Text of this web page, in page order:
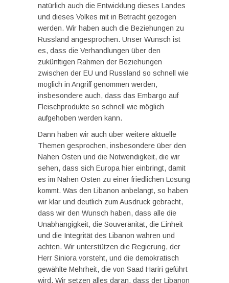
natürlich auch die Entwicklung dieses Landes
und dieses Volkes mit in Betracht gezogen
werden. Wir haben auch die Beziehungen zu
Russland angesprochen. Unser Wunsch ist
es, dass die Verhandlungen über den
zukünftigen Rahmen der Beziehungen
zwischen der EU und Russland so schnell wie
möglich in Angriff genommen werden,
insbesondere auch, dass das Embargo auf
Fleischprodukte so schnell wie möglich
aufgehoben werden kann.
Dann haben wir auch über weitere aktuelle
Themen gesprochen, insbesondere über den
Nahen Osten und die Notwendigkeit, die wir
sehen, dass sich Europa hier einbringt, damit
es im Nahen Osten zu einer friedlichen Lösung
kommt. Was den Libanon anbelangt, so haben
wir klar und deutlich zum Ausdruck gebracht,
dass wir den Wunsch haben, dass alle die
Unabhängigkeit, die Souveränität, die Einheit
und die Integrität des Libanon wahren und
achten. Wir unterstützen die Regierung, der
Herr Siniora vorsteht, und die demokratisch
gewählte Mehrheit, die von Saad Hariri geführt
wird. Wir setzen alles daran, dass der Libanon